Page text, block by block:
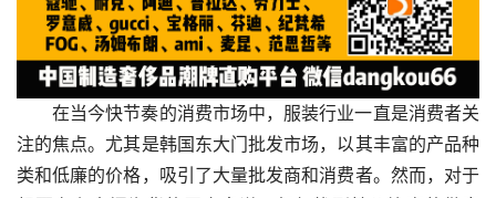
在当今快节奏的消费市场中，服装行业一直是消费者关
注的焦点。尤其是韩国东大门批发市场，以其丰富的产品种
类和低廉的价格，吸引了大量批发商和消费者。然而，对于